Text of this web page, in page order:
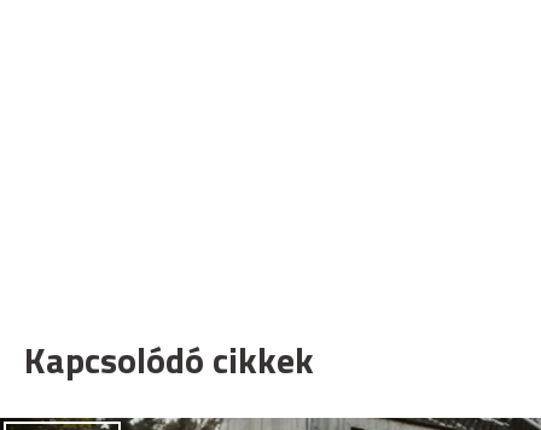
Kapcsolódó cikkek